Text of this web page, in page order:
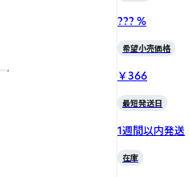
??? %
希望小売価格
￥366
最短発送日
1週間以内発送
在庫